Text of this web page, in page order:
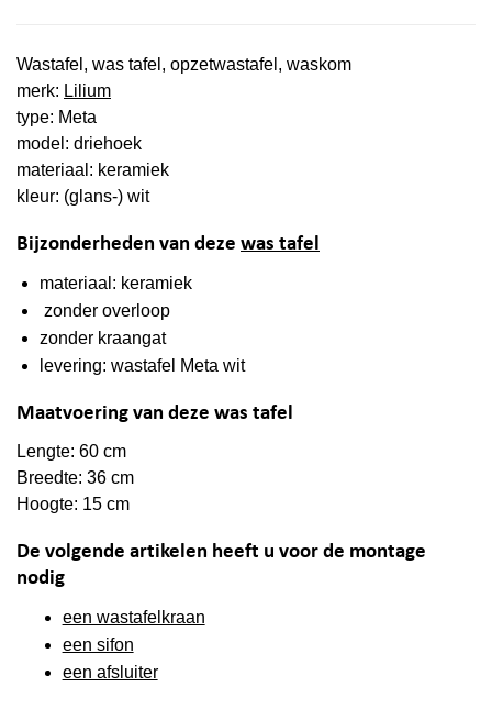
Wastafel, was tafel, opzetwastafel, waskom
merk: Lilium
type: Meta
model: driehoek
materiaal: keramiek
kleur: (glans-) wit
Bijzonderheden van deze was tafel
materiaal: keramiek
zonder overloop
zonder kraangat
levering: wastafel Meta wit
Maatvoering van deze was tafel
Lengte: 60 cm
Breedte: 36 cm
Hoogte: 15 cm
De volgende artikelen heeft u voor de montage
nodig
een wastafelkraan
een sifon
een afsluiter